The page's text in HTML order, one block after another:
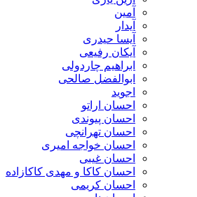
آمین
آیدار
آیسا حیدری
آیکان رفیعی
ابراهیم چاردولی
ابوالفضل صالحی
اجوید
احسان اراتو
احسان پیوندی
احسان تهرانچی
احسان خواجه امیری
احسان غیبی
احسان کاکا و مهدی کاکازاده
احسان کریمی